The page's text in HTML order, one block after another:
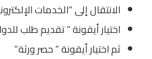
الانتقال إلى “الخدمات
اختيار أيقونة ” تقديم طلب
ثم اختيار أيقونة ” حصر ورثة”